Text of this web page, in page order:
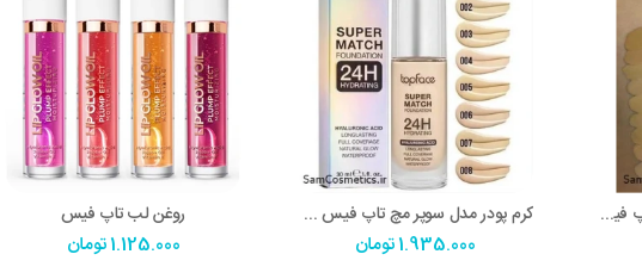
کرم پودر مدل اسکین توین تاپ فیس SKIN TWIN کرم پودر مدل سوپر مچ تاپ فیس super match
تومان1.935.000
روغن لب تاپ فیس
تومان1.125.000